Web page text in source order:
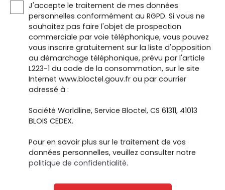
J'accepte le traitement de mes données
personnelles conformément au RGPD. Si vous ne
souhaitez pas faire l'objet de prospection
commerciale par voie téléphonique, vous pouvez
vous inscrire gratuitement sur la liste d'opposition
au démarchage téléphonique, prévu par l'article
L223-1 du code de la consommation, sur le site
Internet www.bloctel.gouv.fr ou par courrier
adressé à :
Société Worldline, Service Bloctel, CS 61311, 41013
BLOIS CEDEX.
Pour en savoir plus sur le traitement de vos
données personnelles, veuillez consulter notre
politique de confidentialité.